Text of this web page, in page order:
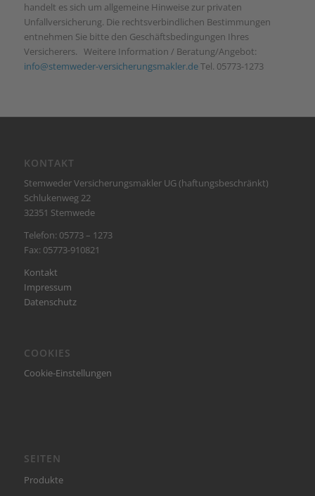
handelt es sich um allgemeine Hinweise zur privaten
Unfallversicherung. Die rechtsverbindlichen Bestimmungen
entnehmen Sie bitte den Geschäftsbedingungen Ihres
Versicherers. Weitere Information / Beratung/Angebot:
info@stemweder-versicherungsmakler.deTel. 05773-1273
KONTAKT
Stemweder Versicherungsmakler UG (haftungsbeschränkt)
Schlukenweg 22
32351 Stemwede
Telefon: 05773 – 1273
Fax: 05773-910821
Kontakt
Impressum
Datenschutz
COOKIES
Cookie-Einstellungen
SEITEN
Produkte